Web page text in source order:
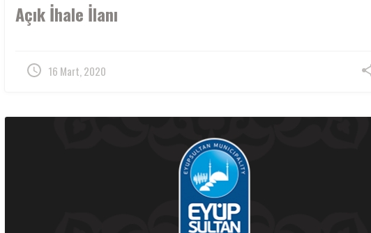
Açık İhale İlanı
16 Mart, 2020